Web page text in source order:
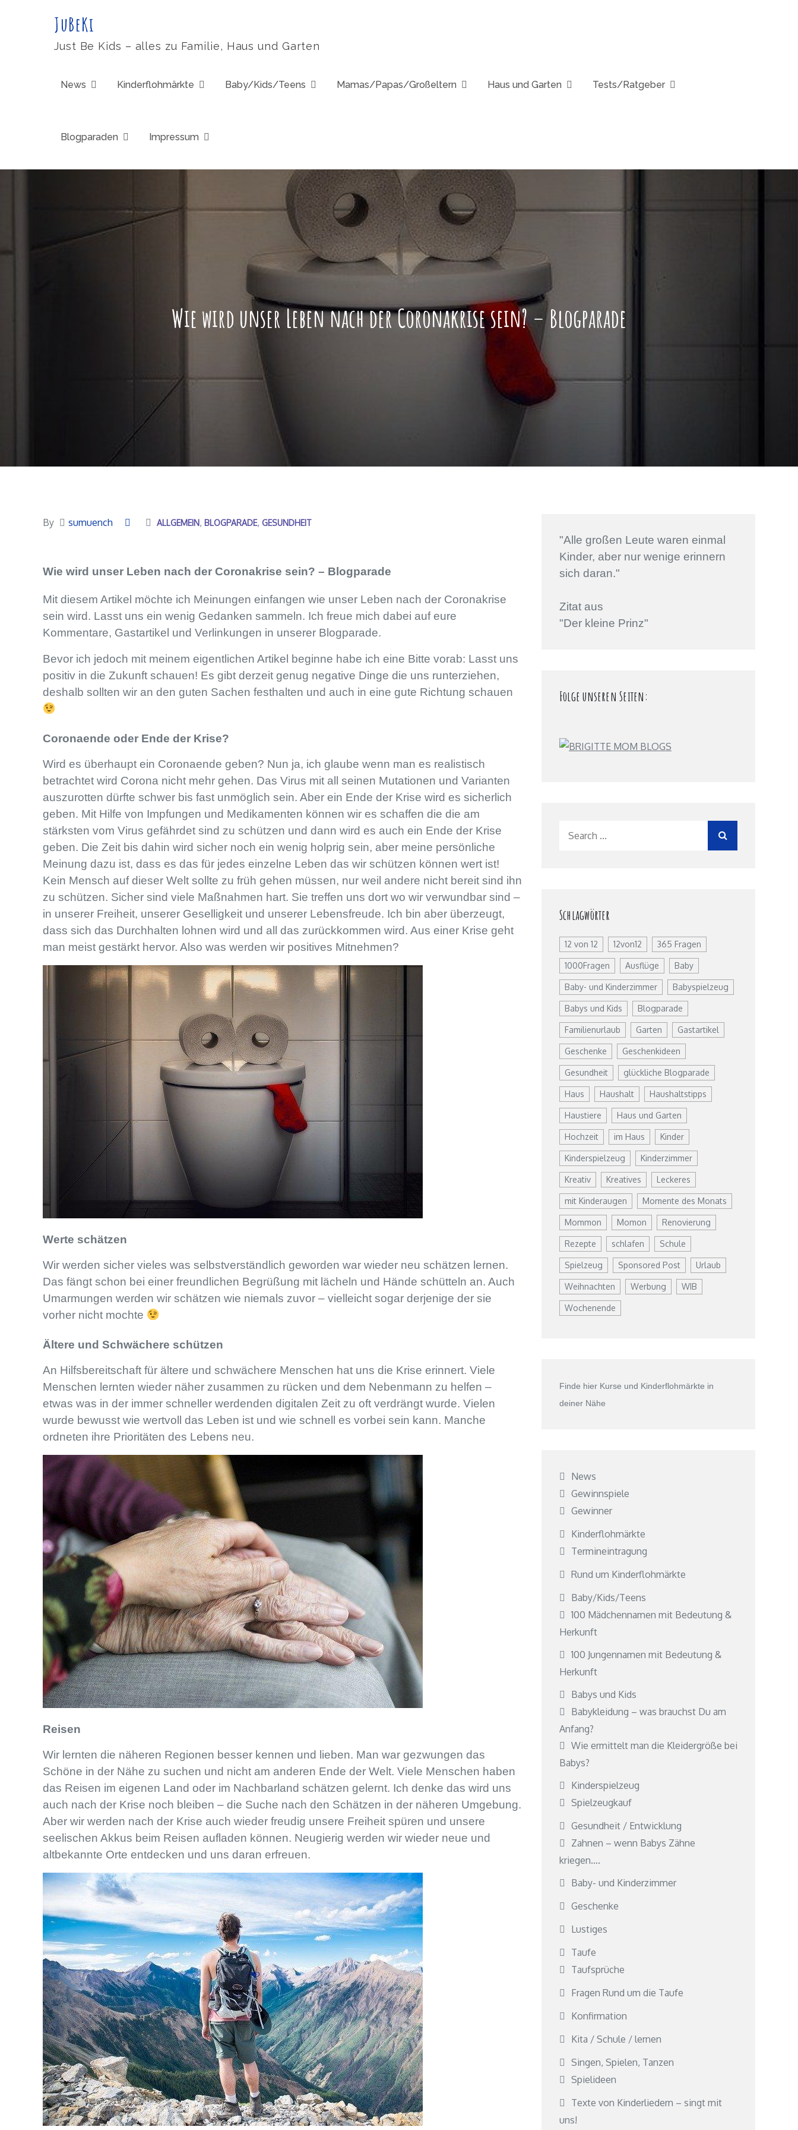
JuBeKi
Just Be Kids – alles zu Familie, Haus und Garten
News Kinderflohmärkte Baby/Kids/Teens Mamas/Papas/Großeltern Haus und Garten Tests/Ratgeber
Blogparaden Impressum
Wie wird unser Leben nach der Coronakrise sein? – Blogparade
By sumuench ALLGEMEIN BLOGPARADE GESUNDHEIT
Wie wird unser Leben nach der Coronakrise sein? – Blogparade
Mit diesem Artikel möchte ich Meinungen einfangen wie unser Leben nach der Coronakrise
sein wird. Lasst uns ein wenig Gedanken sammeln. Ich freue mich dabei auf eure
Kommentare, Gastartikel und Verlinkungen in unserer Blogparade.
Bevor ich jedoch mit meinem eigentlichen Artikel beginne habe ich eine Bitte vorab: Lasst uns
positiv in die Zukunft schauen! Es gibt derzeit genug negative Dinge die uns runterziehen,
deshalb sollten wir an den guten Sachen festhalten und auch in eine gute Richtung schauen
Coronaende oder Ende der Krise?
Wird es überhaupt ein Coronaende geben? Nun ja, ich glaube wenn man es realistisch
betrachtet wird Corona nicht mehr gehen. Das Virus mit all seinen Mutationen und Varianten
auszurotten dürfte schwer bis fast unmöglich sein. Aber ein Ende der Krise wird es sicherlich
geben. Mit Hilfe von Impfungen und Medikamenten können wir es schaffen die die am
stärksten vom Virus gefährdet sind zu schützen und dann wird es auch ein Ende der Krise
geben. Die Zeit bis dahin wird sicher noch ein wenig holprig sein, aber meine persönliche
Meinung dazu ist, dass es das für jedes einzelne Leben das wir schützen können wert ist!
Kein Mensch auf dieser Welt sollte zu früh gehen müssen, nur weil andere nicht bereit sind ihn
zu schützen. Sicher sind viele Maßnahmen hart. Sie treffen uns dort wo wir verwundbar sind –
in unserer Freiheit, unserer Geselligkeit und unserer Lebensfreude. Ich bin aber überzeugt,
dass sich das Durchhalten lohnen wird und all das zurückkommen wird. Aus einer Krise geht
man meist gestärkt hervor. Also was werden wir positives Mitnehmen?
Werte schätzen
Wir werden sicher vieles was selbstverständlich geworden war wieder neu schätzen lernen.
Das fängt schon bei einer freundlichen Begrüßung mit lächeln und Hände schütteln an. Auch
Umarmungen werden wir schätzen wie niemals zuvor – vielleicht sogar derjenige der sie
vorher nicht mochte
Ältere und Schwächere schützen
An Hilfsbereitschaft für ältere und schwächere Menschen hat uns die Krise erinnert. Viele
Menschen lernten wieder näher zusammen zu rücken und dem Nebenmann zu helfen –
etwas was in der immer schneller werdenden digitalen Zeit zu oft verdrängt wurde. Vielen
wurde bewusst wie wertvoll das Leben ist und wie schnell es vorbei sein kann. Manche
ordneten ihre Prioritäten des Lebens neu.
Reisen
Wir lernten die näheren Regionen besser kennen und lieben. Man war gezwungen das
Schöne in der Nähe zu suchen und nicht am anderen Ende der Welt. Viele Menschen haben
das Reisen im eigenen Land oder im Nachbarland schätzen gelernt. Ich denke das wird uns
auch nach der Krise noch bleiben – die Suche nach den Schätzen in der näheren Umgebung.
Aber wir werden nach der Krise auch wieder freudig unsere Freiheit spüren und unsere
seelischen Akkus beim Reisen aufladen können. Neugierig werden wir wieder neue und
altbekannte Orte entdecken und uns daran erfreuen.
"Alle großen Leute waren einmal
Kinder, aber nur wenige erinnern
sich daran."
Zitat aus
"Der kleine Prinz"
Folge unseren Seiten:
Schlagwörter
12 von 12 12von12 365 Fragen
1000Fragen Ausflüge Baby
Baby- und Kinderzimmer Babyspielzeug
Babys und Kids Blogparade
Familienurlaub Garten Gastartikel
Geschenke Geschenkideen
Gesundheit glückliche Blogparade
Haus Haushalt Haushaltstipps
Haustiere Haus und Garten
Hochzeit im Haus Kinder
Kinderspielzeug Kinderzimmer
Kreativ Kreatives Leckeres
mit Kinderaugen Momente des Monats
Mommon Momon Renovierung
Rezepte schlafen Schule
Spielzeug Sponsored Post Urlaub
Weihnachten Werbung WIB
Wochenende
Finde hier Kurse und Kinderflohmärkte in
deiner Nähe
News
Gewinnspiele
Gewinner
Kinderflohmärkte
Termineintragung
Rund um Kinderflohmärkte
Baby/Kids/Teens
100 Mädchennamen mit Bedeutung &
Herkunft
100 Jungennamen mit Bedeutung &
Herkunft
Babys und Kids
Babykleidung – was brauchst Du am
Anfang?
Wie ermittelt man die Kleidergröße bei
Babys?
Kinderspielzeug
Spielzeugkauf
Gesundheit / Entwicklung
Zahnen – wenn Babys Zähne
kriegen….
Baby- und Kinderzimmer
Geschenke
Lustiges
Taufe
Taufsprüche
Fragen Rund um die Taufe
Konfirmation
Kita / Schule / lernen
Singen, Spielen, Tanzen
Spielideen
Texte von Kinderliedern – singt mit
uns!